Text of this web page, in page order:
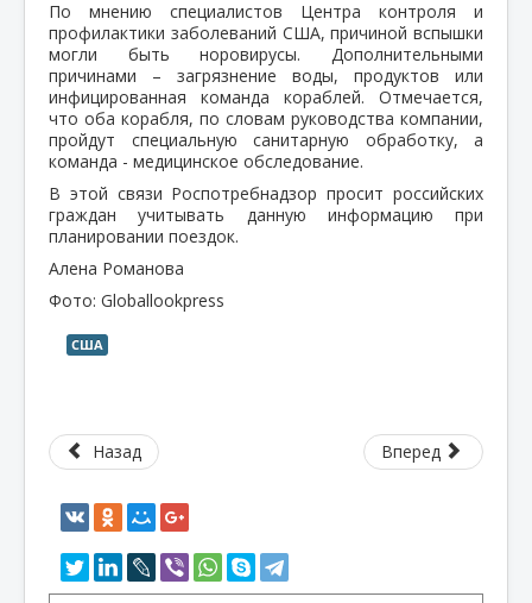
По мнению специалистов Центра контроля и
профилактики заболеваний США, причиной вспышки
могли быть норовирусы. Дополнительными
причинами – загрязнение воды, продуктов или
инфицированная команда кораблей. Отмечается,
что оба корабля, по словам руководства компании,
пройдут специальную санитарную обработку, а
команда - медицинское обследование.
В этой связи Роспотребнадзор просит российских
граждан учитывать данную информацию при
планировании поездок.
Алена Романова
Фото: Globallookpress
США
Назад Вперед